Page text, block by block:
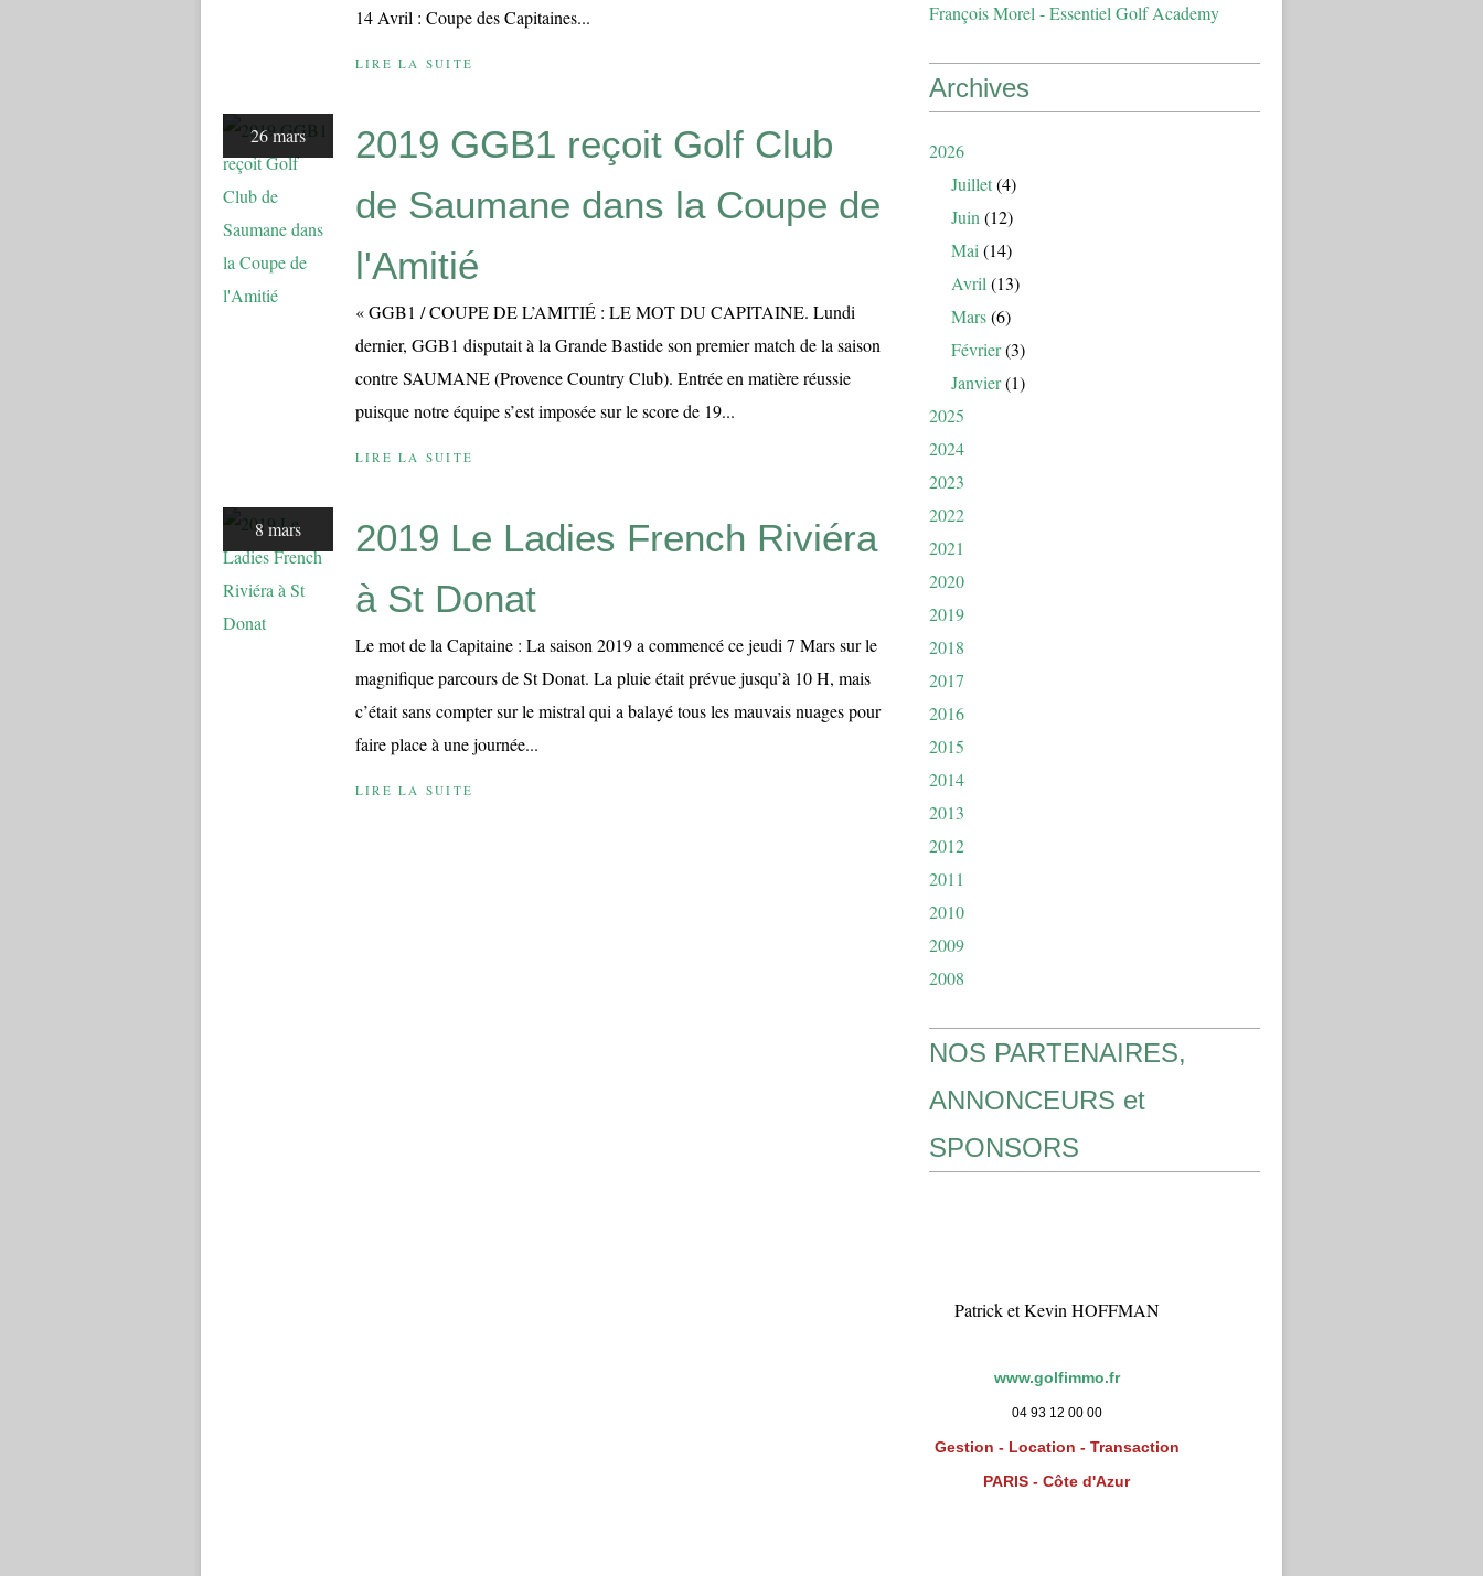
14 Avril : Coupe des Capitaines...
LIRE LA SUITE
26 mars
2019 GGB1 reçoit Golf Club
de Saumane dans la Coupe de
l'Amitié
« GGB1 / COUPE DE L’AMITIÉ : LE MOT DU CAPITAINE. Lundi
dernier, GGB1 disputait à la Grande Bastide son premier match de la saison
contre SAUMANE (Provence Country Club). Entrée en matière réussie
puisque notre équipe s’est imposée sur le score de 19...
LIRE LA SUITE
8 mars
2019 Le Ladies French Riviéra
à St Donat
Le mot de la Capitaine : La saison 2019 a commencé ce jeudi 7 Mars sur le
magnifique parcours de St Donat. La pluie était prévue jusqu’à 10 H, mais
c’était sans compter sur le mistral qui a balayé tous les mauvais nuages pour
faire place à une journée...
LIRE LA SUITE
François Morel - Essentiel Golf Academy
Archives
2026
Juillet(4)
Juin (12)
Mai (14)
Avril (13)
Mars(6)
Février(3)
Janvier(1)
2025
2024
2023
2022
2021
2020
2019
2018
2017
2016
2015
2014
2013
2012
2011
2010
2009
2008
NOS PARTENAIRES,
ANNONCEURS et
SPONSORS
Patrick et Kevin HOFFMAN
www.golfimmo.fr
04 93 12 00 00
Gestion - Location - Transaction
PARIS - Côte d'Azur